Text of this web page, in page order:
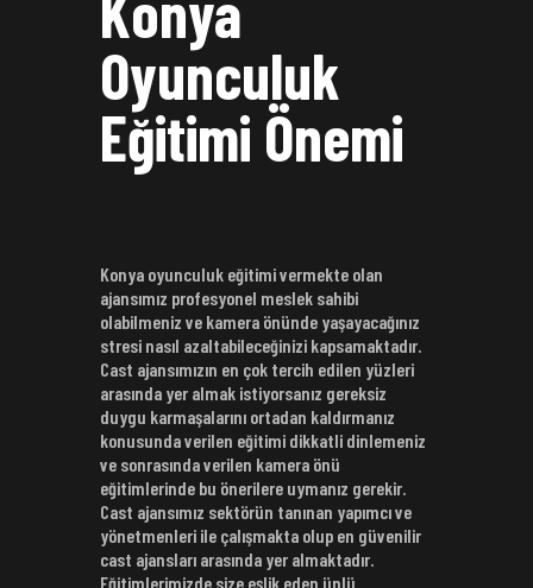
Oyunculuk
Eğitimi Önemi
Konya oyunculuk eğitimi vermekte olan
ajansımız profesyonel meslek sahibi
olabilmeniz ve kamera önünde yaşayacağınız
stresi nasıl azaltabileceğinizi kapsamaktadır.
Cast ajansımızın en çok tercih edilen yüzleri
arasında yer almak istiyorsanız gereksiz
duygu karmaşalarını ortadan kaldırmanız
konusunda verilen eğitimi dikkatli dinlemeniz
ve sonrasında verilen kamera önü
eğitimlerinde bu önerilere uymanız gerekir.
Cast ajansımız sektörün tanınan yapımcı ve
yönetmenleri ile çalışmakta olup en güvenilir
cast ajansları arasında yer almaktadır.
Eğitimlerimizde size eşlik eden ünlü